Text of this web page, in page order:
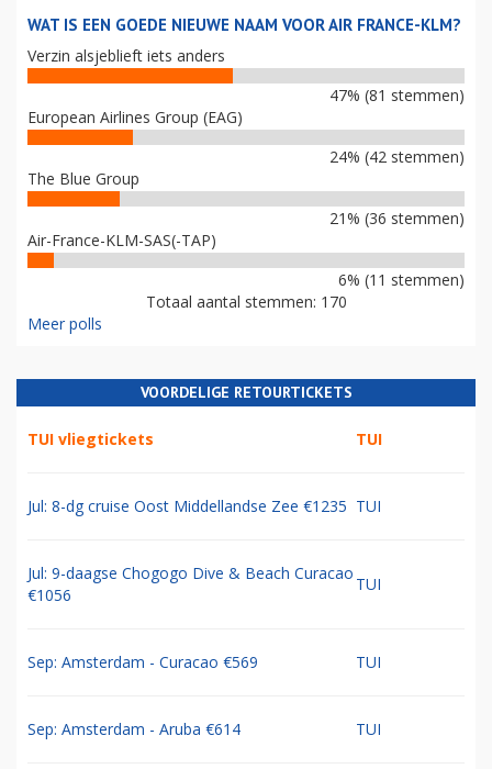
WAT IS EEN GOEDE NIEUWE NAAM VOOR AIR FRANCE-KLM?
Verzin alsjeblieft iets anders
47% (81 stemmen)
European Airlines Group (EAG)
24% (42 stemmen)
The Blue Group
21% (36 stemmen)
Air-France-KLM-SAS(-TAP)
6% (11 stemmen)
Totaal aantal stemmen: 170
Meer polls
VOORDELIGE RETOURTICKETS
TUI vliegtickets TUI
Jul: 8-dg cruise Oost Middellandse Zee €1235 TUI
Jul: 9-daagse Chogogo Dive & Beach Curacao
€1056
TUI
Sep: Amsterdam - Curacao €569 TUI
Sep: Amsterdam - Aruba €614 TUI